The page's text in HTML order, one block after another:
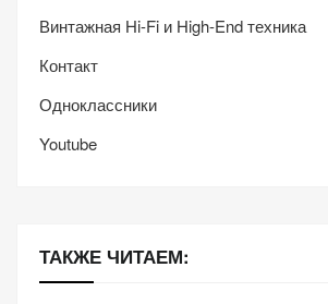
Винтажная Hi-Fi и High-End техника
Контакт
Одноклассники
Youtube
ТАКЖЕ ЧИТАЕМ: